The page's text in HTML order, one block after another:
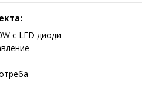
с LED диоди